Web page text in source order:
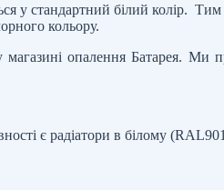
у стандартний білий колір.
кольору.
опалення Батарея. Ми
є радіатори в білому